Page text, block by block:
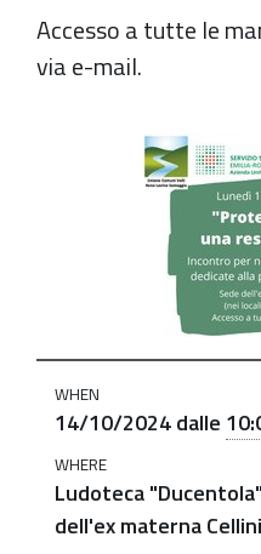
Accesso a tutte le
via e-mail.
https://
una
responsabilità
della
comunità
un
WHEN
14/10/2024dalle
WHERE
Ludoteca
dell'ex materna